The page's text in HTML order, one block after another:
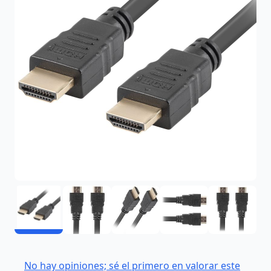
No hay opiniones; sé el primero en valorar este